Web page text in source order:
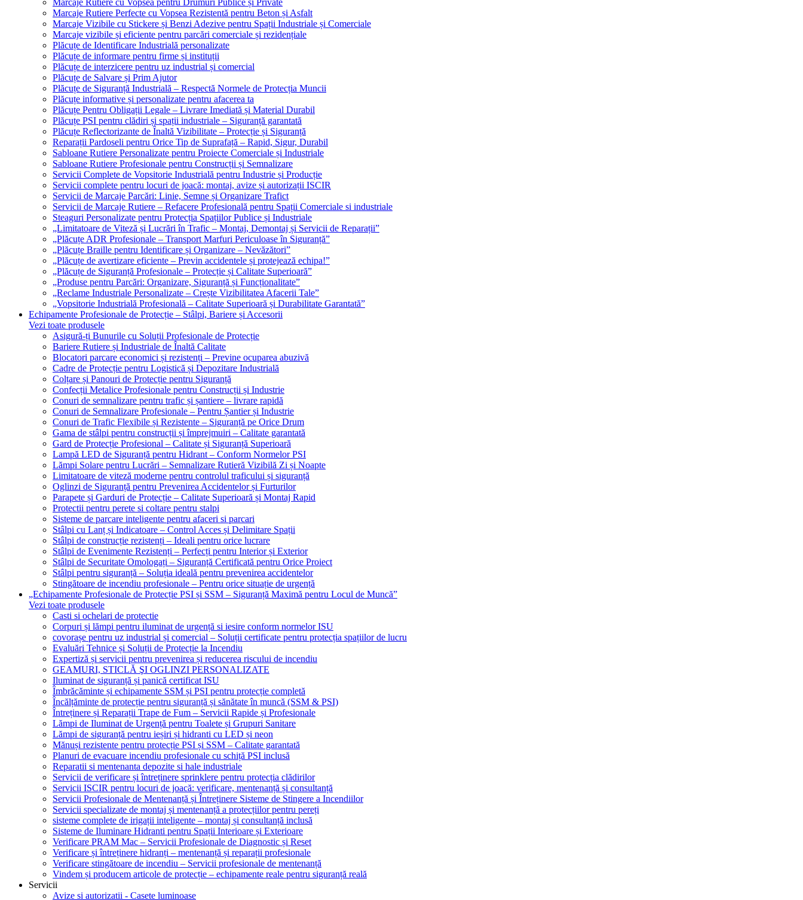
Marcaje Rutiere cu Vopsea pentru Drumuri Publice și Private
Marcaje Rutiere Perfecte cu Vopsea Rezistentă pentru Beton și Asfalt
Marcaje Vizibile cu Stickere și Benzi Adezive pentru Spații Industriale și Comerciale
Marcaje vizibile și eficiente pentru parcări comerciale și rezidențiale
Plăcuțe de Identificare Industrială personalizate
Plăcuțe de informare pentru firme și instituții
Plăcuțe de interzicere pentru uz industrial și comercial
Plăcuțe de Salvare și Prim Ajutor
Plăcuțe de Siguranță Industrială – Respectă Normele de Protecția Muncii
Plăcuțe informative și personalizate pentru afacerea ta
Plăcuțe Pentru Obligații Legale – Livrare Imediată și Material Durabil
Plăcuțe PSI pentru clădiri și spații industriale – Siguranță garantată
Plăcuțe Reflectorizante de Înaltă Vizibilitate – Protecție și Siguranță
Reparații Pardoseli pentru Orice Tip de Suprafață – Rapid, Sigur, Durabil
Sabloane Rutiere Personalizate pentru Proiecte Comerciale și Industriale
Sabloane Rutiere Profesionale pentru Construcții și Semnalizare
Servicii Complete de Vopsitorie Industrială pentru Industrie și Producție
Servicii complete pentru locuri de joacă: montaj, avize și autorizații ISCIR
Servicii de Marcaje Parcări: Linie, Semne și Organizare Trafict
Servicii de Marcaje Rutiere – Refacere Profesională pentru Spații Comerciale si industriale
Steaguri Personalizate pentru Protecția Spațiilor Publice și Industriale
„Limitatoare de Viteză și Lucrări în Trafic – Montaj, Demontaj și Servicii de Reparații”
„Plăcuțe ADR Profesionale – Transport Marfuri Periculoase în Siguranță”
„Plăcuțe Braille pentru Identificare și Organizare – Nevăzători”
„Plăcuțe de avertizare eficiente – Previn accidentele și protejează echipa!”
„Plăcuțe de Siguranță Profesionale – Protecție și Calitate Superioară”
„Produse pentru Parcări: Organizare, Siguranță și Funcționalitate”
„Reclame Industriale Personalizate – Crește Vizibilitatea Afacerii Tale”
„Vopsitorie Industrială Profesională – Calitate Superioară și Durabilitate Garantată”
Echipamente Profesionale de Protecție – Stâlpi, Bariere și Accesorii
Vezi toate produsele
Asigură-ți Bunurile cu Soluții Profesionale de Protecție
Bariere Rutiere și Industriale de Înaltă Calitate
Blocatori parcare economici și rezistenți – Previne ocuparea abuzivă
Cadre de Protecție pentru Logistică și Depozitare Industrială
Colțare și Panouri de Protecție pentru Siguranță
Confecții Metalice Profesionale pentru Construcții și Industrie
Conuri de semnalizare pentru trafic și șantiere – livrare rapidă
Conuri de Semnalizare Profesionale – Pentru Șantier și Industrie
Conuri de Trafic Flexibile și Rezistente – Siguranță pe Orice Drum
Gama de stâlpi pentru construcții și împrejmuiri – Calitate garantată
Gard de Protecție Profesional – Calitate și Siguranță Superioară
Lampă LED de Siguranță pentru Hidrant – Conform Normelor PSI
Lămpi Solare pentru Lucrări – Semnalizare Rutieră Vizibilă Zi și Noapte
Limitatoare de viteză moderne pentru controlul traficului și siguranță
Oglinzi de Siguranță pentru Prevenirea Accidentelor și Furturilor
Parapete și Garduri de Protecție – Calitate Superioară și Montaj Rapid
Protectii pentru perete si coltare pentru stalpi
Sisteme de parcare inteligente pentru afaceri si parcari
Stâlpi cu Lanț și Indicatoare – Control Acces și Delimitare Spații
Stâlpi de construcție rezistenți – Ideali pentru orice lucrare
Stâlpi de Evenimente Rezistenți – Perfecți pentru Interior și Exterior
Stâlpi de Securitate Omologați – Siguranță Certificată pentru Orice Proiect
Stâlpi pentru siguranță – Soluția ideală pentru prevenirea accidentelor
Stingătoare de incendiu profesionale – Pentru orice situație de urgență
„Echipamente Profesionale de Protecție PSI și SSM – Siguranță Maximă pentru Locul de Muncă”
Vezi toate produsele
Casti si ochelari de protectie
Corpuri și lămpi pentru iluminat de urgență si iesire conform normelor ISU
covorașe pentru uz industrial și comercial – Soluții certificate pentru protecția spațiilor de lucru
Evaluări Tehnice și Soluții de Protecție la Incendiu
Expertiză și servicii pentru prevenirea și reducerea riscului de incendiu
GEAMURI, STICLĂ ŞI OGLINZI PERSONALIZATE
Iluminat de siguranță și panică certificat ISU
Îmbrăcăminte și echipamente SSM și PSI pentru protecție completă
Încălțăminte de protecție pentru siguranță și sănătate în muncă (SSM & PSI)
Întreținere și Reparații Trape de Fum – Servicii Rapide și Profesionale
Lămpi de Iluminat de Urgență pentru Toalete și Grupuri Sanitare
Lămpi de siguranță pentru ieșiri și hidranti cu LED și neon
Mănuși rezistente pentru protecție PSI și SSM – Calitate garantată
Planuri de evacuare incendiu profesionale cu schiță PSI inclusă
Reparatii si mentenanta depozite si hale industriale
Servicii de verificare și întreținere sprinklere pentru protecția clădirilor
Servicii ISCIR pentru locuri de joacă: verificare, mentenanță și consultanță
Servicii Profesionale de Mentenanță și Întreținere Sisteme de Stingere a Incendiilor
Servicii specializate de montaj și mentenanță a protecțiilor pentru pereți
sisteme complete de irigații inteligente – montaj și consultanță inclusă
Sisteme de Iluminare Hidranti pentru Spații Interioare și Exterioare
Verificare PRAM Mac – Servicii Profesionale de Diagnostic și Reset
Verificare și întreținere hidranți – mentenanță și reparații profesionale
Verificare stingătoare de incendiu – Servicii profesionale de mentenanță
Vindem și producem articole de protecție – echipamente reale pentru siguranță reală
Servicii
Avize si autorizatii - Casete luminoase